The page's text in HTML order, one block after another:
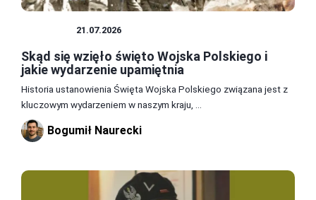
21.07.2026
Skąd się wzięło święto Wojska Polskiego i
jakie wydarzenie upamiętnia
Historia ustanowienia Święta Wojska Polskiego związana jest z
kluczowym wydarzeniem w naszym kraju, ...
Bogumił Naurecki